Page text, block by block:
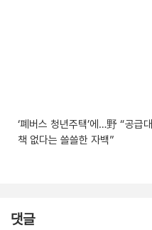
‘폐버스 청년주택’에…野 “공급대
책 없다는 쓸쓸한 자백”
댓글